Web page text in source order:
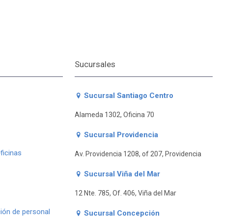
de personal
Sucursales
Sucursal Santiago Centro
Alameda 1302, Oficina 70
Sucursal Providencia
Av. Providencia 1208, of 207, Providencia
Sucursal Viña del Mar
12 Nte. 785, Of. 406, Viña del Mar
Sucursal Concepción